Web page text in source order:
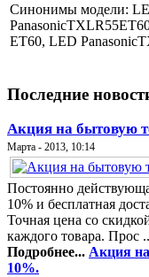
Синонимы модели:
ET60, LED
Последние
Акция на бытовую
Марта - 2013, 10:14
Постоянно
10% и бесплатная
Точная цена со
каждого товара. Прос
Подробнее... Акция
10%.